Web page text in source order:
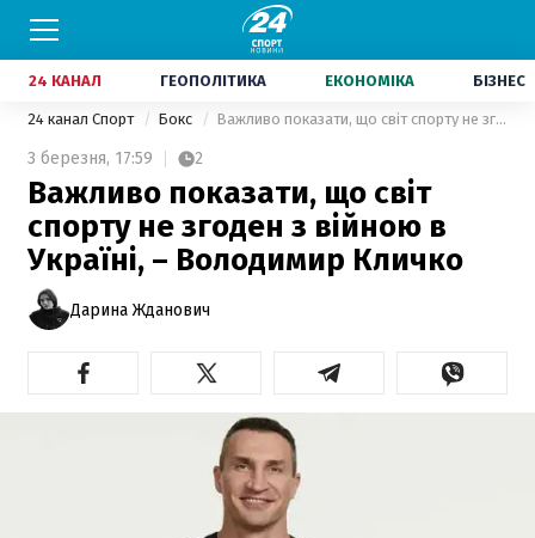
24 КАНАЛ ГЕОПОЛІТИКА ЕКОНОМІКА БІЗНЕС
24 канал Спорт Бокс Важливо показати, що світ спорту не згоден з війною в Україні, – Володимир Кличко
3 березня, 17:59 2
Важливо показати, що світ
спорту не згоден з війною в
Україні, – Володимир Кличко
Дарина Жданович